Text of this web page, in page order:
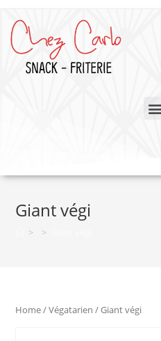
Giant végi
> >
Home/Végatarien / Giant végi